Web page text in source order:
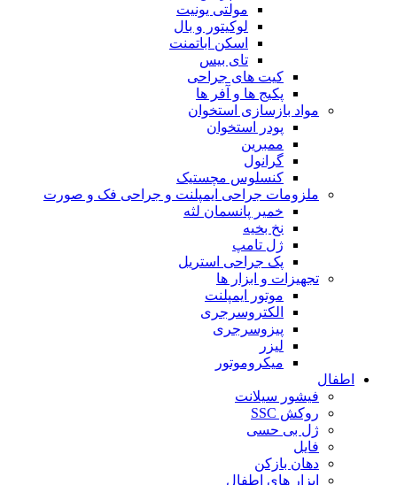
مولتی یونیت
لوکیتور و بال
اسکن اباتمنت
تای بیس
کیت های جراحی
پکیج ها و آفر ها
مواد بازسازی استخوان
پودر استخوان
ممبرین
گرانول
کنسلوس مچستیک
ملزومات جراحی ایمپلنت و جراحی فک و صورت
خمیر پانسمان لثه
نخ بخیه
ژل تامپ
پک جراحی استریل
تجهیزات و ابزار ها
موتور ایمپلنت
الکتروسرجری
پیزوسرجری
لیزر
میکروموتور
اطفال
فیشور سیلانت
روکش SSC
ژل بی حسی
فایل
دهان بازکن
ابزار های اطفال